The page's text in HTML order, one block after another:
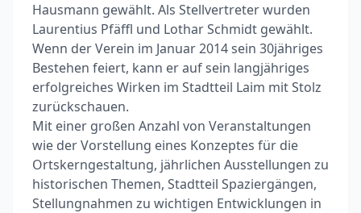
Hausmann gewählt. Als Stellvertreter wurden
Laurentius Pfäffl und Lothar Schmidt gewählt.
Wenn der Verein im Januar 2014 sein 30jähriges
Bestehen feiert, kann er auf sein langjähriges
erfolgreiches Wirken im Stadtteil Laim mit Stolz
zurückschauen.
Mit einer großen Anzahl von Veranstaltungen
wie der Vorstellung eines Konzeptes für die
Ortskerngestaltung, jährlichen Ausstellungen zu
historischen Themen, Stadtteil Spaziergängen,
Stellungnahmen zu wichtigen Entwicklungen in